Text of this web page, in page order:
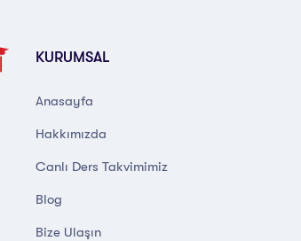
KURUMSAL
Anasayfa
Hakkımızda
Canlı Ders Takvimimiz
Blog
Bize Ulaşın